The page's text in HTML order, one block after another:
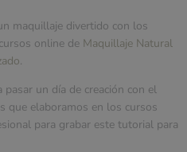
maquillaje divertido con los
online de Maquillaje Natural
.
un día de creación con el
que elaboramos en los cursos
para grabar este tutorial para